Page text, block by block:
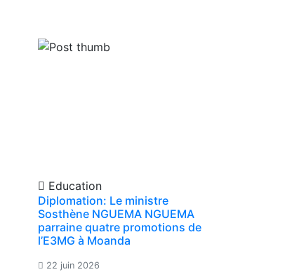
Education
Diplomation: Le ministre
Sosthène NGUEMA NGUEMA
parraine quatre promotions de
l’E3MG à Moanda
22 juin 2026